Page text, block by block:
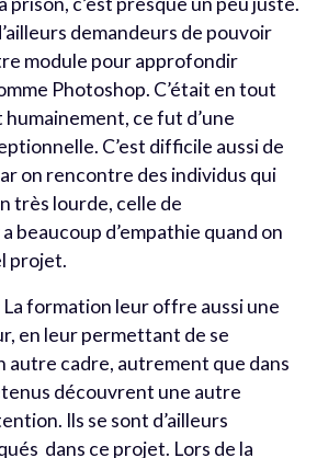
demandeurs de pouvoir
module pour approfondir
Photoshop. C’était en tout
ce fut d’une
C’est difficile aussi de
on rencontre des individus qui
très lourde, celle de
beaucoup d’empathie quand on
projet.
La formation leur offre aussi une
en leur permettant de se
autre cadre, autrement que dans
découvrent une autre
Ils se sont d’ailleurs
dans ce projet. Lors de la